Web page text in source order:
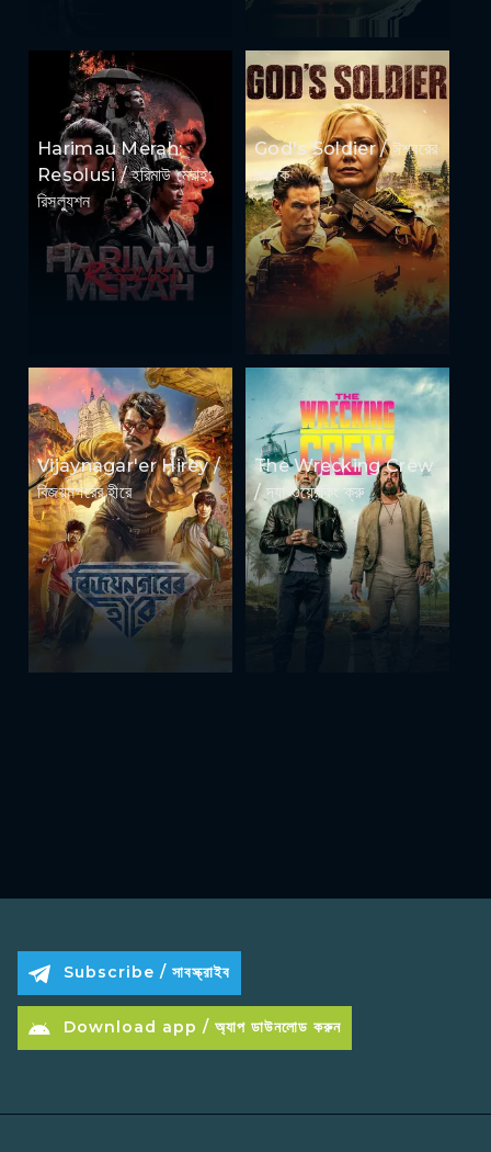
Harimau Merah:
Resolusi / হরিমাউ মেরাহ:
রিসল্যুশন
God's Soldier / ঈশ্বরের
সৈনিক
Vijaynagar'er Hirey /
বিজয়নগরের হীরে
The Wrecking Crew
/ দ্যা ওয়্রেকিং ক্রু
Subscribe / সাবস্ক্রাইব
Download app / অ্যাপ ডাউনলোড করুন